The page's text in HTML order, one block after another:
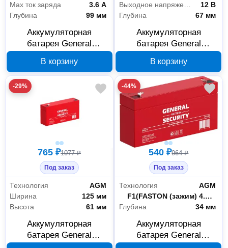
Max ток заряда
3.6 А
Глубина
99 мм
Аккумуляторная
батарея General
12 Ач
В корзину
Выходное напряжение
12 В
Глубина
67 мм
Аккумуляторная
батарея General
3,2 Ач
В корзину
-29%
765 ₽1077 ₽
Под заказ
Технология
AGM
Ширина
125 мм
Высота
61 мм
Аккумуляторная
батарея General
-44%
540 ₽964 ₽
Под заказ
Технология
AGM
Тип клемм
F1(FASTON (зажим) 4.75 мм)
Глубина
34 мм
Аккумуляторная
батарея General